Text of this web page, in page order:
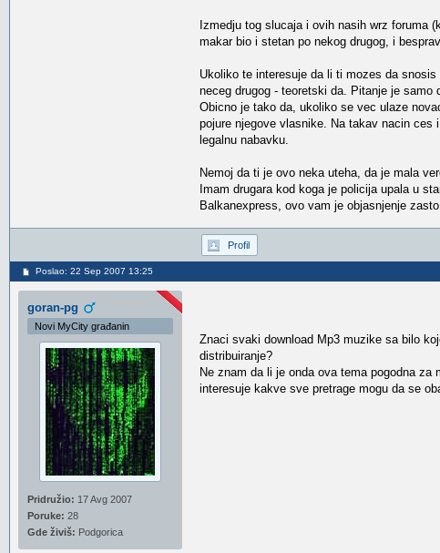
Izmedju tog slucaja i ovih nasih wrz foruma
makar bio i stetan po nekog drugog, i
Ukoliko te interesuje da li ti mozes da
neceg drugog - teoretski da. Pitanje je
Obicno je tako da, ukoliko se vec ulaze
pojure njegove vlasnike. Na takav nacin
legalnu nabavku.
Nemoj da ti je ovo neka uteha, da je mala
Imam drugara kod koga je policija upala u
Balkanexpress, ovo vam je objasnjenje
Profil
Poslao: 22 Sep 2007 13:25
goran-pg
Novi MyCity građanin
Pridružio: 17 Avg 2007
Poruke: 28
Gde živiš: Podgorica
Znaci svaki download Mp3 muzike sa bilo
distribuiranje?
Ne znam da li je onda ova tema pogodna
interesuje kakve sve pretrage mogu da se